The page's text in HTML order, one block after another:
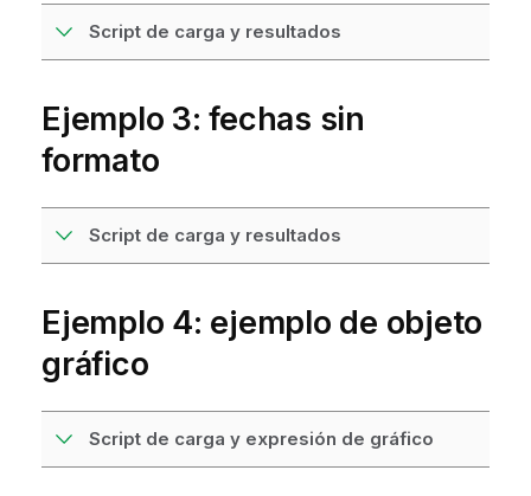
Script de carga y resultados
Ejemplo 3: fechas sin
formato
Script de carga y resultados
Ejemplo 4: ejemplo de objeto
gráfico
Script de carga y expresión de gráfico